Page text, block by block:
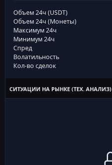
Объем 24ч (USDT)
Объем 24ч (Монеты)
Максимум 24ч
Минимум 24ч
Спред
Волатильность
Кол-во сделок
СИТУАЦИИ НА РЫНКЕ (ТЕХ. АНАЛИЗ)